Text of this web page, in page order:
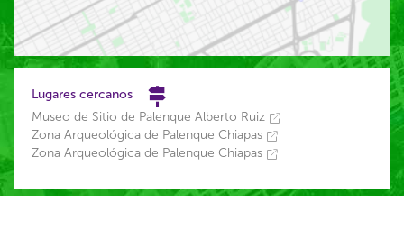
Lugares cercanos
Museo de Sitio de Palenque Alberto Ruiz
Zona Arqueológica de Palenque Chiapas
Zona Arqueológica de Palenque Chiapas